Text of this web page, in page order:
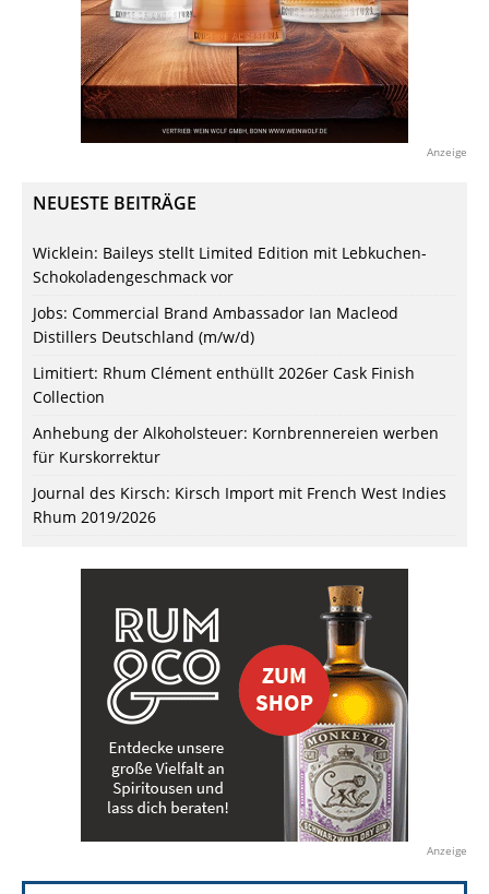
Anzeige
NEUESTE BEITRÄGE
Wicklein: Baileys stellt Limited Edition mit Lebkuchen-
Schokoladengeschmack vor
Jobs: Commercial Brand Ambassador Ian Macleod
Distillers Deutschland (m/w/d)
Limitiert: Rhum Clément enthüllt 2026er Cask Finish
Collection
Anhebung der Alkoholsteuer: Kornbrennereien werben
für Kurskorrektur
Journal des Kirsch: Kirsch Import mit French West Indies
Rhum 2019/2026
Anzeige